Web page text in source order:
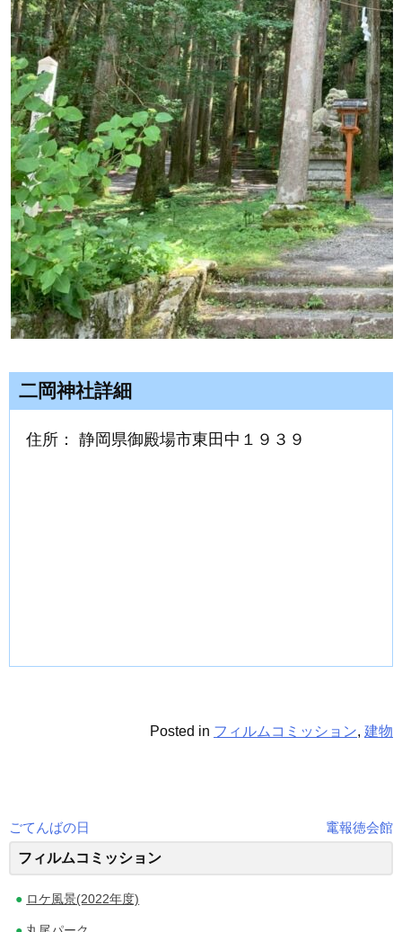
二岡神社詳細
住所： 静岡県御殿場市東田中１９３９
Posted in フィルムコミッション, 建物
投
稿
ごてんばの日
竃報徳会館
フィルムコミッション
ロケ風景(2022年度)